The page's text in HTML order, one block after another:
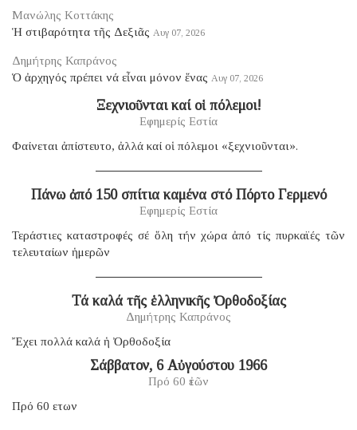
Μανώλης Κοττάκης
Ἡ στιβαρότητα τῆς Δεξιᾶς Αυγ 07, 2026
Δημήτρης Καπράνος
Ὁ ἀρχηγός πρέπει νά εἶναι μόνον ἕνας Αυγ 07, 2026
Ξεχνιοῦνται καί οἱ πόλεμοι!
Εφημερίς Εστία
Φαίνεται ἀπίστευτο, ἀλλά καί οἱ πόλεμοι «ξεχνιοῦνται».
Πάνω ἀπό 150 σπίτια καμένα στό Πόρτο Γερμενό
Εφημερίς Εστία
Τεράστιες καταστροφές σέ ὅλη τήν χώρα ἀπό τίς πυρκαϊές τῶν
τελευταίων ἡμερῶν
Τά καλά τῆς ἑλληνικῆς Ὀρθοδοξίας
Δημήτρης Καπράνος
Ἔχει πολλά καλά ἡ Ὀρθοδοξία
Σάββατον, 6 Αὐγούστου 1966
Πρό 60 ἐτῶν
Πρό 60 ετων